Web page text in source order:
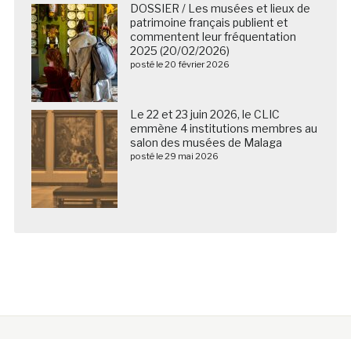
DOSSIER / Les musées et lieux de
patrimoine français publient et
commentent leur fréquentation
2025 (20/02/2026)
posté le 20 février 2026
Le 22 et 23 juin 2026, le CLIC
emmène 4 institutions membres au
salon des musées de Malaga
posté le 29 mai 2026